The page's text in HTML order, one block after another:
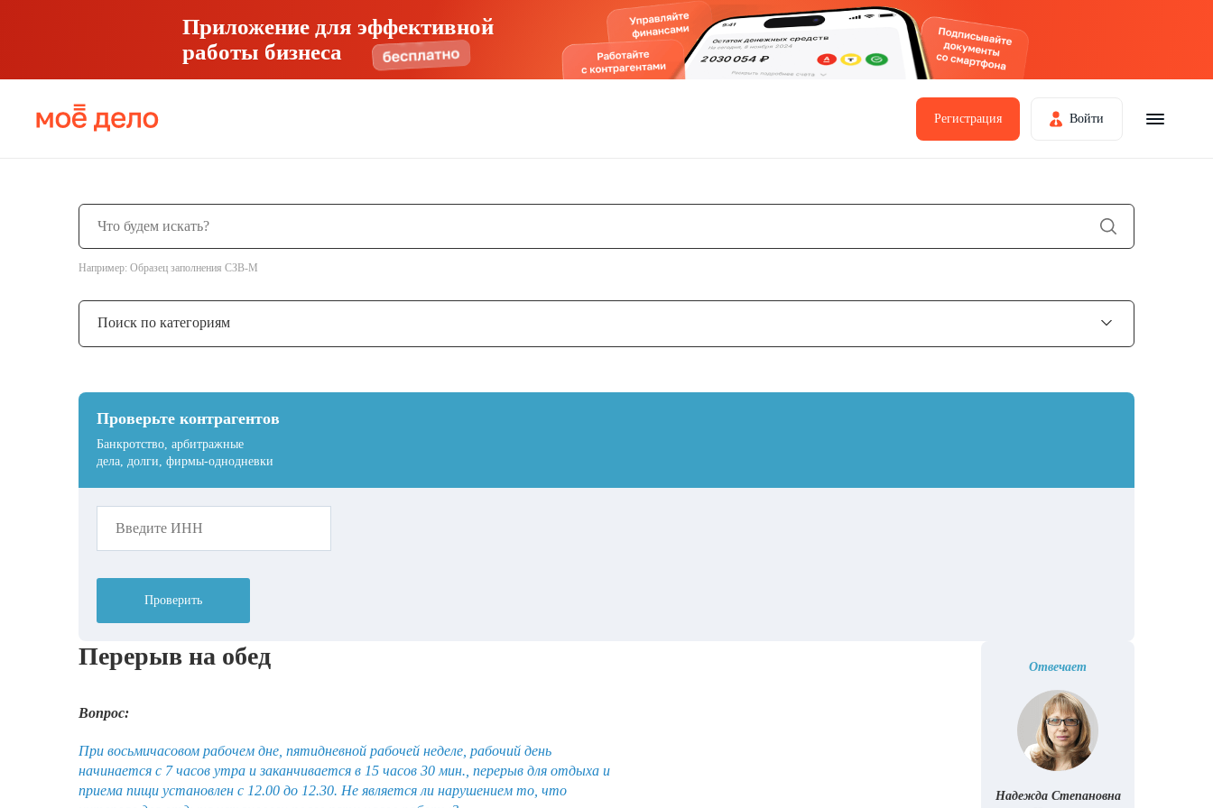
Приложение для эффективной
работы бизнеса
Регистрация Войти
Например: Образец заполнения СЗВ-М
Поиск по категориям
Проверьте контрагентов
Банкротство, арбитражные
дела, долги, фирмы-однодневки
Проверить
Перерыв на обед
Вопрос:
При восьмичасовом рабочем дне, пятидневной рабочей неделе, рабочий день
начинается с 7 часов утра и заканчивается в 15 часов 30 мин., перерыв для отдыха и
приема пищи установлен с 12.00 до 12.30. Не является ли нарушением то, что
Отвечает
Надежда Степановна